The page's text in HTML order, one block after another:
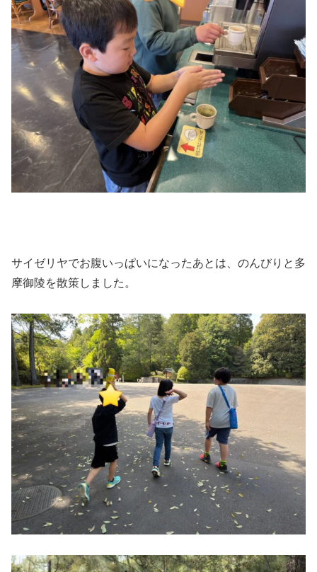
サイゼリヤでお腹いっぱいになったあとは、のんびりと多
摩御陵を散策しました。